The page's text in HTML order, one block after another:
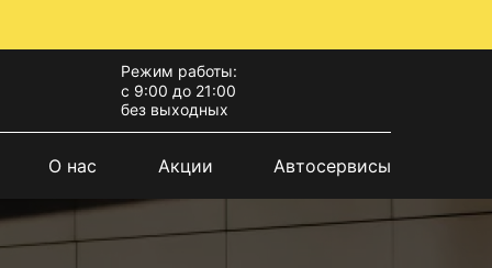
Режим работы:
с 9:00 до 21:00
без выходных
О нас Акции Автосервисы